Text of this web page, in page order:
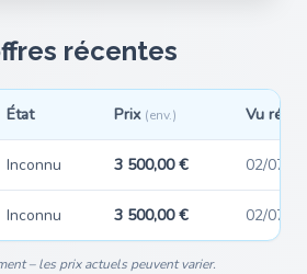
récentes
État Prix (env.) Vu
Inconnu 3 500,00 € 02/07/
Inconnu 3 500,00 € 02/07/
– les prix actuels peuvent varier.